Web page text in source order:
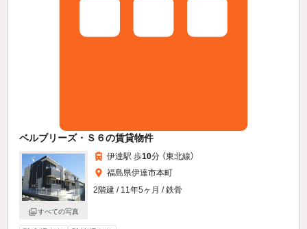
ベルブリーズ・Ｓ６の賃貸物件
すべての写真
伊達駅 歩10分 （東北線）
福島県伊達市本町
2階建 / 11年5ヶ月 / 鉄骨